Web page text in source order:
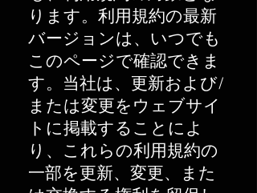
ります。利用規約の最新
バージョンは、いつでも
このページで確認できま
す。当社は、更新および/
または変更をウェブサイ
トに掲載することによ
り、これらの利用規約の
一部を更新、変更、また